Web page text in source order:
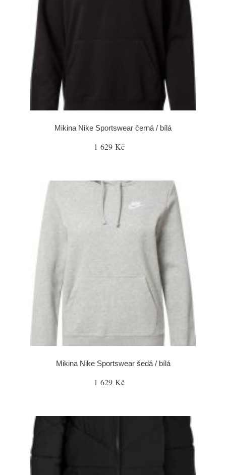
Mikina Nike Sportswear černá / bílá
1 629 Kč
Mikina Nike Sportswear šedá / bílá
1 629 Kč